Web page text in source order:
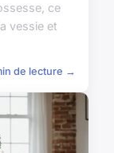
ce
vessie et
de lecture →